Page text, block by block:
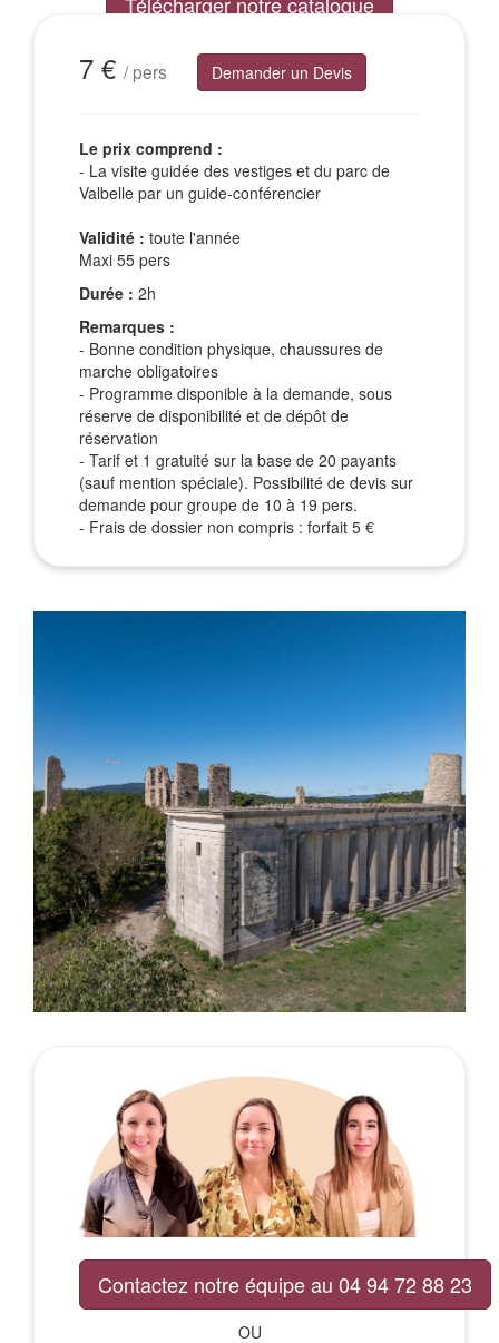
7 € / pers Demander un Devis
Le prix comprend :
- La visite guidée des vestiges et du parc de
Valbelle par un guide-conférencier
Validité : toute l'année
Maxi 55 pers
Durée : 2h
Remarques :
- Bonne condition physique, chaussures de
marche obligatoires
- Programme disponible à la demande, sous
réserve de disponibilité et de dépôt de
réservation
- Tarif et 1 gratuité sur la base de 20 payants
(sauf mention spéciale). Possibilité de devis sur
demande pour groupe de 10 à 19 pers.
- Frais de dossier non compris : forfait 5 €
Contactez notre équipe au 04 94 72 88 23
OU